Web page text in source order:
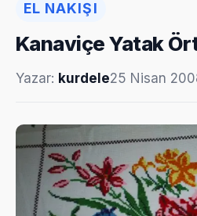
EL NAKIŞI
Kanaviçe Yatak
Yazar: kurdele25 Nisan